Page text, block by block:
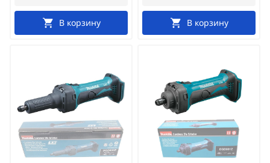
В корзину В корзину